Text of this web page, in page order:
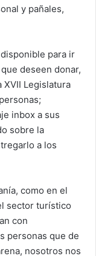
y pañales,
para ir
deseen donar,
XVII Legislatura
inbox a sus
sobre la
a los
como en el
sector turístico
con
personas que de
nosotros nos